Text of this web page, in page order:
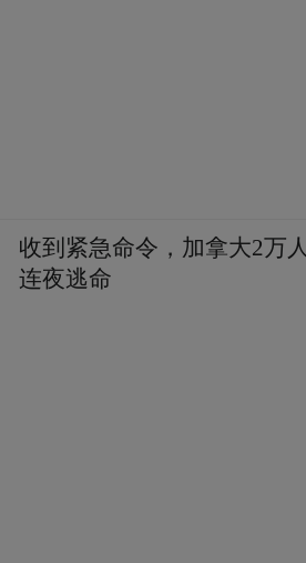
收到紧急命令，加拿大2万人
连夜逃命